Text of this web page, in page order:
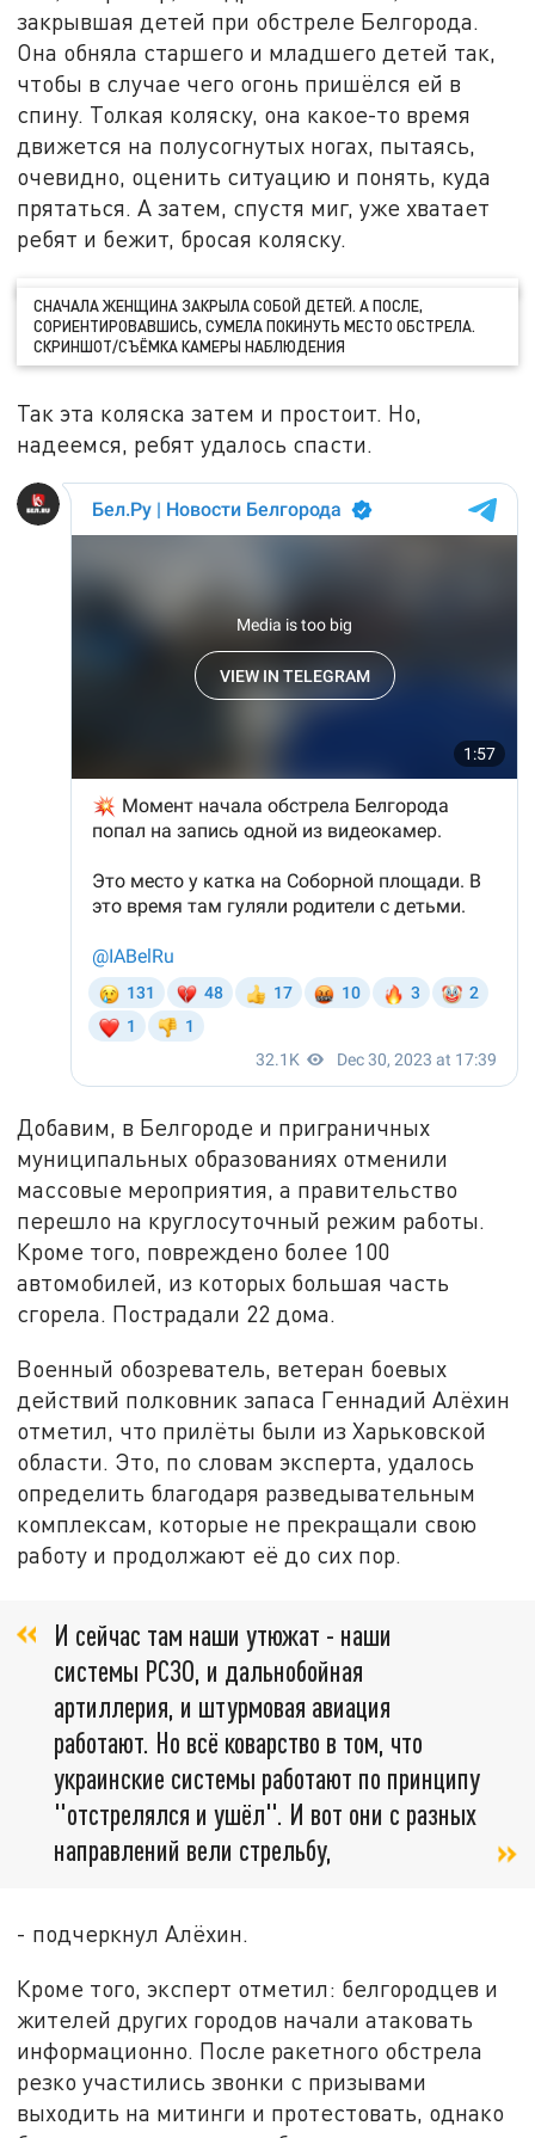
закрывшая детей при обстреле Белгорода.
Она обняла старшего и младшего детей так,
чтобы в случае чего огонь пришёлся ей в
спину. Толкая коляску, она какое-то время
движется на полусогнутых ногах, пытаясь,
очевидно, оценить ситуацию и понять, куда
прятаться. А затем, спустя миг, уже хватает
ребят и бежит, бросая коляску.
СНАЧАЛА ЖЕНЩИНА ЗАКРЫЛА СОБОЙ ДЕТЕЙ. А ПОСЛЕ,
СОРИЕНТИРОВАВШИСЬ, СУМЕЛА ПОКИНУТЬ МЕСТО ОБСТРЕЛА.
СКРИНШОТ/СЪЁМКА КАМЕРЫ НАБЛЮДЕНИЯ
Так эта коляска затем и простоит. Но,
надеемся, ребят удалось спасти.
Добавим, в Белгороде и приграничных
муниципальных образованиях отменили
массовые мероприятия, а правительство
перешло на круглосуточный режим работы.
Кроме того, повреждено более 100
автомобилей, из которых большая часть
сгорела. Пострадали 22 дома.
Военный обозреватель, ветеран боевых
действий полковник запаса Геннадий Алёхин
отметил, что прилёты были из Харьковской
области. Это, по словам эксперта, удалось
определить благодаря разведывательным
комплексам, которые не прекращали свою
работу и продолжают её до сих пор.
И сейчас там наши утюжат - наши
системы РСЗО, и дальнобойная
артиллерия, и штурмовая авиация
работают. Но всё коварство в том, что
украинские системы работают по принципу
"отстрелялся и ушёл". И вот они с разных
направлений вели стрельбу,
- подчеркнул Алёхин.
Кроме того, эксперт отметил: белгородцев и
жителей других городов начали атаковать
информационно. После ракетного обстрела
резко участились звонки с призывами
выходить на митинги и протестовать, однако